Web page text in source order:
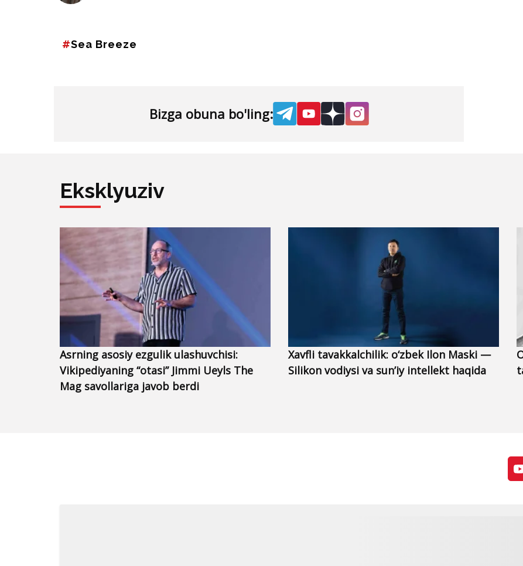
Asrning asosiy ezgulik ulashuvchisi:
Vikipediyaning “otasi” Jimmi Ueyls The
Mag savollariga javob berdi
Xavfli tavakkalchilik: o‘zbek Ilon Maski —
Silikon vodiysi va sun’iy intellekt haqida